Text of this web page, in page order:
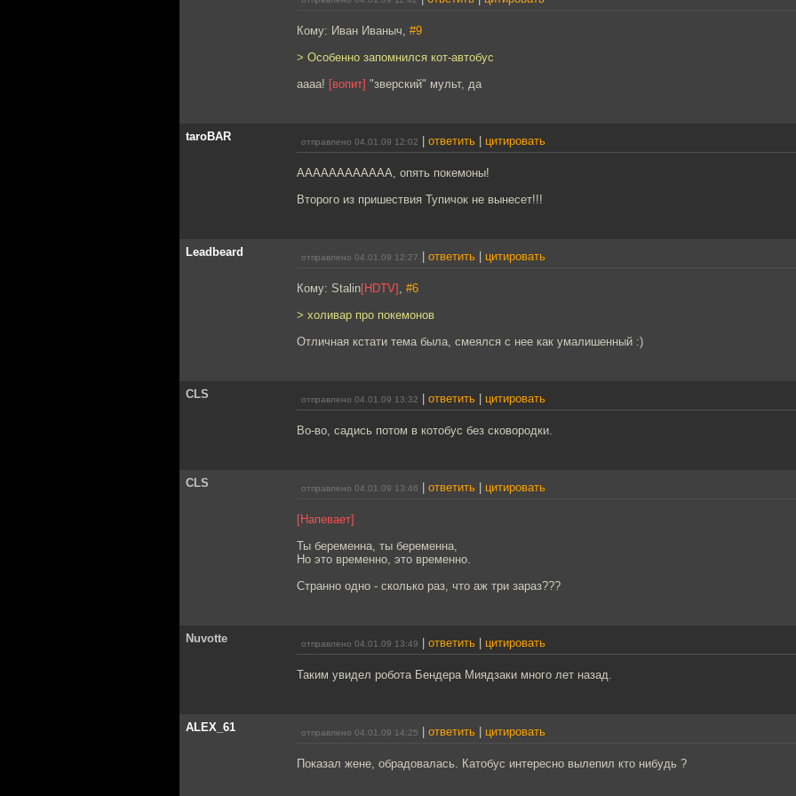
Кому: Иван Иваныч, #9
> Особенно запомнился кот-автобус
аааа! [вопит] "зверский" мульт, да
taroBAR отправлено 04.01.09 12:02 ответить цитировать
АААААААААААА, опять покемоны!
Второго из пришествия Тупичок не вынесет!!!
Leadbeard отправлено 04.01.09 12:27 ответить цитировать
Кому: Stalin[HDTV] , #6
> холивар про покемонов
Отличная кстати тема была, смеялся с нее как умалишенный :)
CLS отправлено 04.01.09 13:32 ответить цитировать
Во-во, садись потом в котобус без сковородки.
CLS отправлено 04.01.09 13:46 ответить цитировать
[Напевает]
Ты беременна, ты беременна,
Но это временно, это временно.
Странно одно - сколько раз, что аж три зараз???
Nuvotte отправлено 04.01.09 13:49 ответить цитировать
Таким увидел робота Бендера Миядзаки много лет назад.
ALEX_61 отправлено 04.01.09 14:25 ответить цитировать
Показал жене, обрадовалась. Катобус интересно вылепил кто нибудь ?